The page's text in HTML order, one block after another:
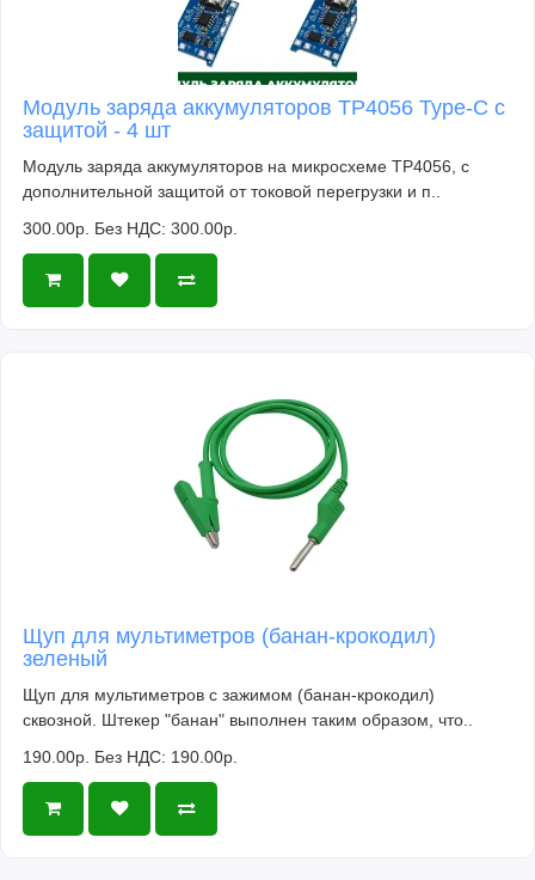
Модуль заряда аккумуляторов TP4056 Type-C с
защитой - 4 шт
Модуль заряда аккумуляторов на микросхеме TP4056, с
дополнительной защитой от токовой перегрузки и п..
300.00р. Без НДС: 300.00р.
Щуп для мультиметров (банан-крокодил)
зеленый
Щуп для мультиметров с зажимом (банан-крокодил)
сквозной. Штекер "банан" выполнен таким образом, что..
190.00р. Без НДС: 190.00р.